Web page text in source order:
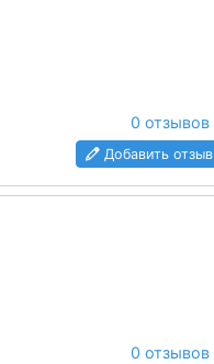
0 отзывов
Добавить отзыв
0 отзывов